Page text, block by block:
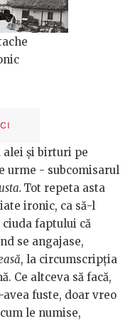
alei și birturi pe
urme - subcomisarul
Tot repeta asta
ironic, ca să-l
faptului că
se angajase,
, la circumscripția
Ce altceva să facă,
avea fuste, doar vreo
le numise,